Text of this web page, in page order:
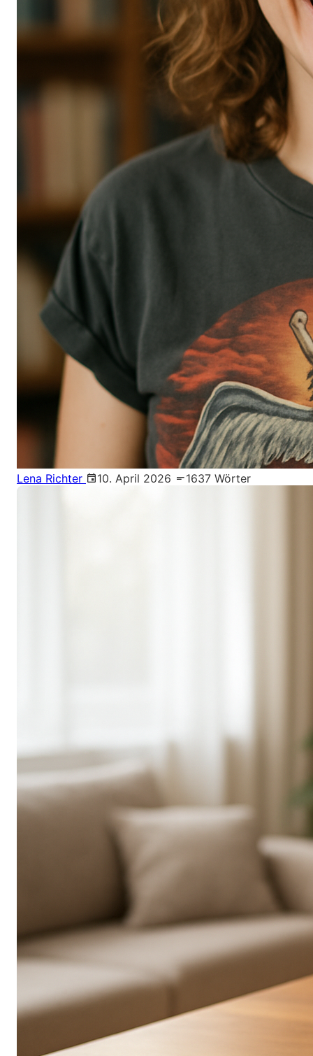
Lena Richter 10. April 2026 1637 Wörter